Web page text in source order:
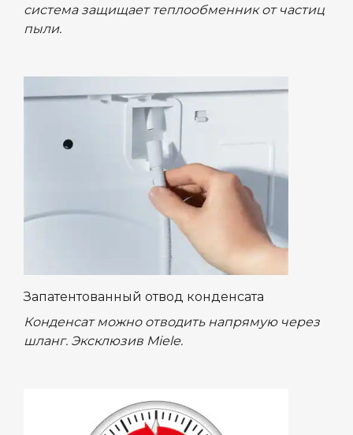
система защищает теплообменник от частиц
пыли.
Запатентованный отвод конденсата
Конденсат можно отводить напрямую через
шланг. Эксклюзив Miele.